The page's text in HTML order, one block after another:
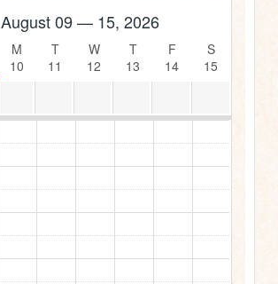
August 09 — 15, 2026
10 11 12 13 14 15